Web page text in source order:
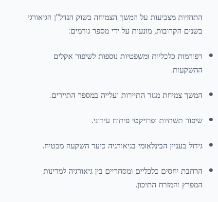
התחזיות מצביעות על המשך הצמיחה בשוק הנדל"ן הגיאורגי
בשנים הקרובות, מונעות על ידי מספר גורמים:
רפורמות כלכליות ומשפטיות נוספות לשיפור אקלים
ההשקעות.
המשך צמיחת מגזר התיירות ועלייה במספר התיירים.
שיפור תשתיות ופרויקטי פיתוח עירוני.
גידול בעניין הבינלאומי בגיאורגיה כיעד השקעה מבטיח.
הרחבת יחסים כלכליים ומסחריים בין גיאורגיה למדינות
המפרץ והמזרח התיכון.